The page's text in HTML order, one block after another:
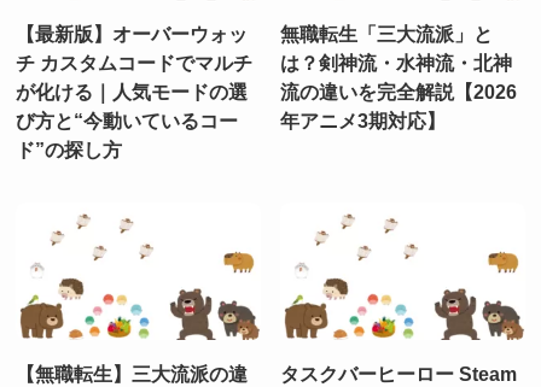
【最新版】オーバーウォッ
チ カスタムコードでマルチ
が化ける｜人気モードの選
び方と“今動いているコー
ド”の探し方
無職転生「三大流派」と
は？剣神流・水神流・北神
流の違いを完全解説【2026
年アニメ3期対応】
【無職転生】三大流派の違
タスクバーヒーロー Steam